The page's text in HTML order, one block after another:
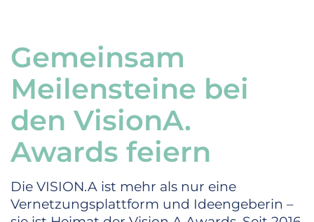
Gemeinsam
Meilensteine bei
den VisionA.
Awards feiern
Die VISION.A ist mehr als nur eine
Vernetzungsplattform und Ideengeberin –